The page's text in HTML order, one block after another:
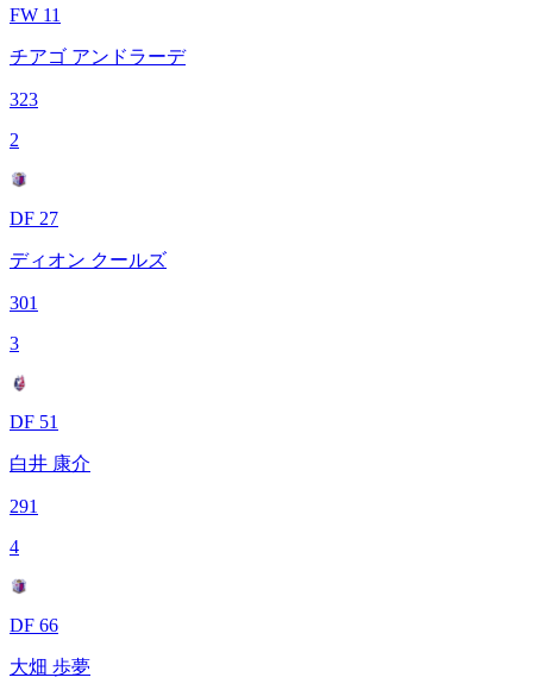
FW 11
チアゴ アンドラーデ
323
2
DF 27
ディオン クールズ
301
3
DF 51
白井 康介
291
4
DF 66
大畑 歩夢